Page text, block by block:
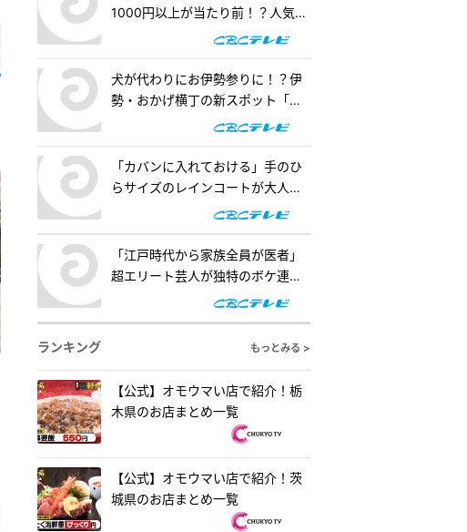
1000円以上が当たり前！？人気店
の懐事情をリサーチ『チャン
犬が代わりにお伊勢参りに！？伊
勢・おかげ横丁の新スポット「オ
カゲ屋敷」で“おかげ犬”を体験
「カバンに入れておける」手のひ
らサイズのレインコートが大人
気！「ダイソー」で買える夏の便
「江戸時代から家族全員が医者」
超エリート芸人が独特のボケ連
発！自作ゲームで三上悠亜が歌声
ランキング
もっとみる >
【公式】オモウマい店で紹介！栃
木県のお店まとめ一覧
【公式】オモウマい店で紹介！茨
城県のお店まとめ一覧